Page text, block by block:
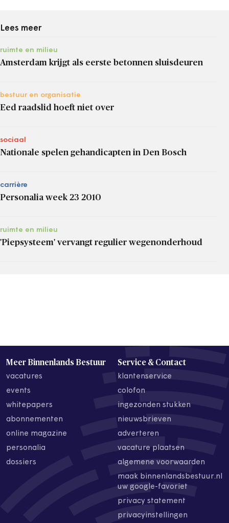
Lees meer
ruimte en milieu
Amsterdam krijgt als eerste betonnen sluisdeuren
bestuur en organisatie
Eed raadslid hoeft niet over
sociaal
Nationale spelen gehandicapten in Den Bosch
carrière
Personalia week 23 2010
ruimte en milieu
'Piepsysteem' vervangt regulier wegenonderhoud
Meer Binnenlands Bestuur
vacatures
events
whitepapers
abonnementen
online magazine
personalia
dossiers
Service & Contact
klantenservice
colofon
ingezonden stukken
nieuwsbrieven
adverteren
vacature plaatsen
algemene voorwaarden
maak binnenlandsbestuur.nl
uw google-favoriet
privacy statement
privacyinstellingen